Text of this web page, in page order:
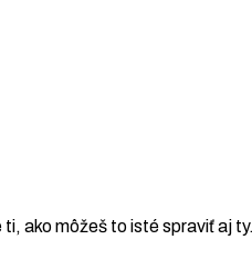
ako môžeš to isté spraviť aj ty.